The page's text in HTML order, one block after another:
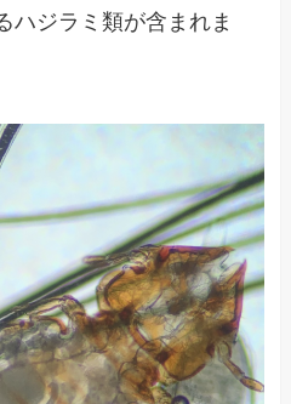
ハジラミ類が含まれま